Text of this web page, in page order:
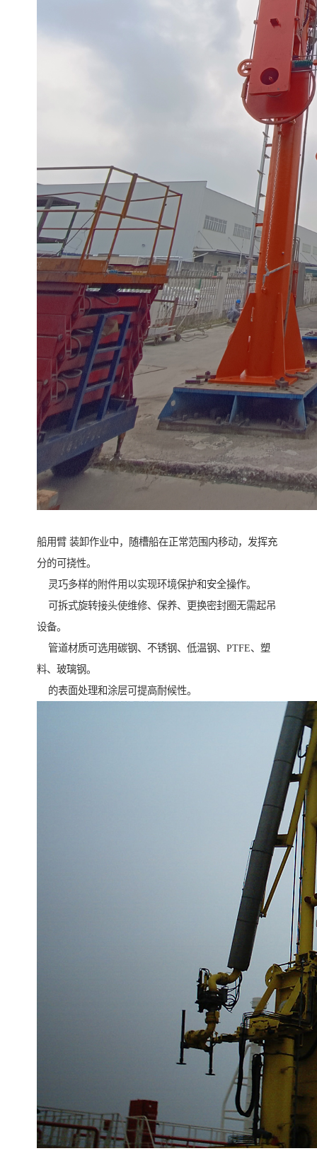
船用臂 装卸作业中，随槽船在正常范围内移动，发挥充
分的可挠性。
灵巧多样的附件用以实现环境保护和安全操作。
可拆式旋转接头使维修、保养、更换密封圈无需起吊
设备。
管道材质可选用碳钢、不锈钢、低温钢、PTFE、塑
料、玻璃钢。
的表面处理和涂层可提高耐候性。